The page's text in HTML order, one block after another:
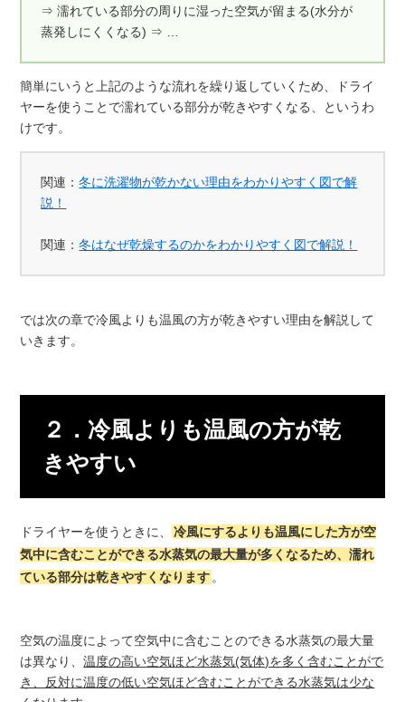
⇒ 濡れている部分の周りに湿った空気が留まる(水分が
蒸発しにくくなる) ⇒ …
簡単にいうと上記のような流れを繰り返していくため、ドライ
ヤーを使うことで濡れている部分が乾きやすくなる、というわ
けです。
関連：冬に洗濯物が乾かない理由をわかりやすく図で解
説！
関連：冬はなぜ乾燥するのかをわかりやすく図で解説！
では次の章で冷風よりも温風の方が乾きやすい理由を解説して
いきます。
２．冷風よりも温風の方が乾
きやすい
ドライヤーを使うときに、
冷風にするよりも温風にした方が空
気中に含むことができる水蒸気の最大量が多くなるため、濡れ
ている部分は乾きやすくなります 。
空気の温度によって空気中に含むことのできる水蒸気の最大量
は異なり、温度の高い空気ほど水蒸気(気体)を多く含むことがで
き、反対に温度の低い空気ほど含むことができる水蒸気は少な